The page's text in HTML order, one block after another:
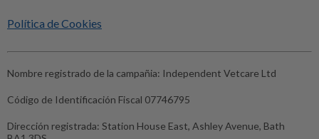
Política de Cookies
Nombre registrado de la campañia: Independent Vetcare Ltd
Código de Identificación Fiscal 07746795
Dirección registrada: Station House East, Ashley Avenue, Bath